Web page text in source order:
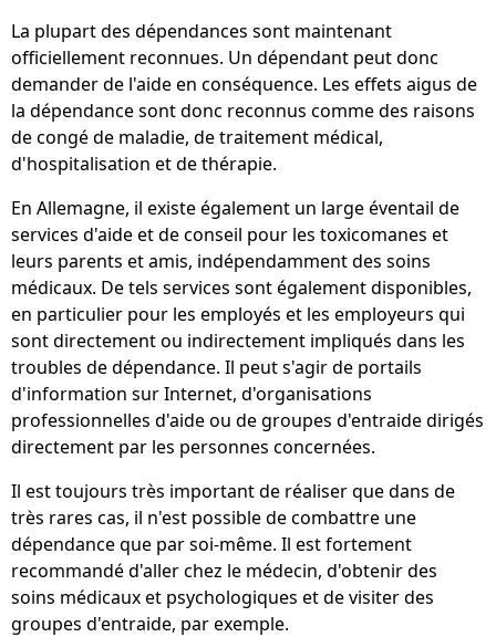
La plupart des dépendances sont maintenant
officiellement reconnues. Un dépendant peut donc
demander de l'aide en conséquence. Les effets aigus de
la dépendance sont donc reconnus comme des raisons
de congé de maladie, de traitement médical,
d'hospitalisation et de thérapie.
En Allemagne, il existe également un large éventail de
services d'aide et de conseil pour les toxicomanes et
leurs parents et amis, indépendamment des soins
médicaux. De tels services sont également disponibles,
en particulier pour les employés et les employeurs qui
sont directement ou indirectement impliqués dans les
troubles de dépendance. Il peut s'agir de portails
d'information sur Internet, d'organisations
professionnelles d'aide ou de groupes d'entraide dirigés
directement par les personnes concernées.
Il est toujours très important de réaliser que dans de
très rares cas, il n'est possible de combattre une
dépendance que par soi-même. Il est fortement
recommandé d'aller chez le médecin, d'obtenir des
soins médicaux et psychologiques et de visiter des
groupes d'entraide, par exemple.